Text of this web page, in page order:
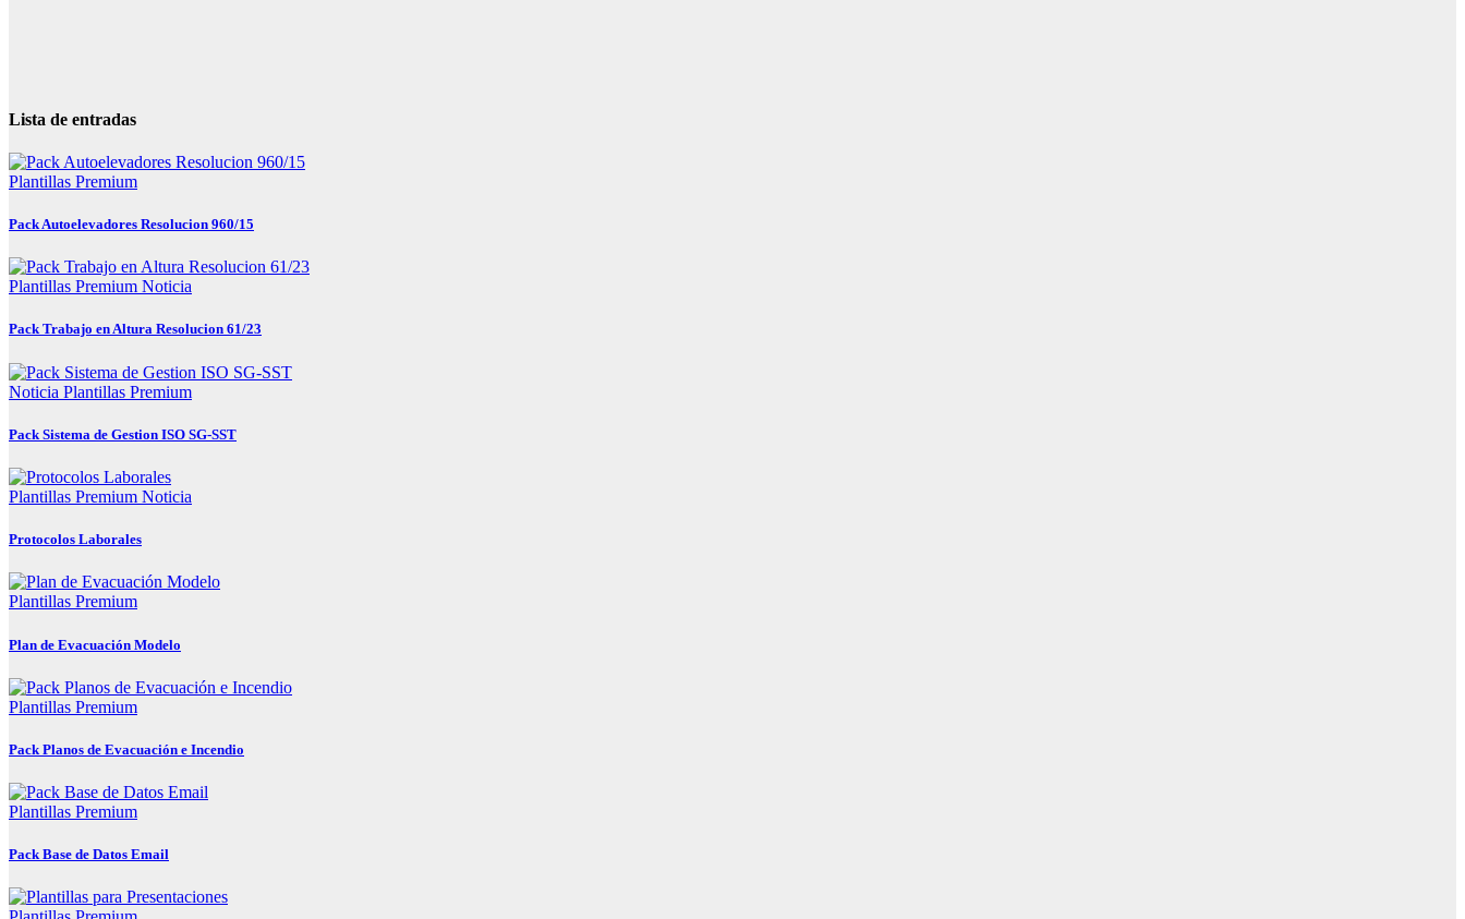
Lista de entradas
Plantillas Premium
Pack Autoelevadores Resolucion 960/15
Plantillas Premium Noticia
Pack Trabajo en Altura Resolucion 61/23
Noticia Plantillas Premium
Pack Sistema de Gestion ISO SG-SST
Plantillas Premium Noticia
Protocolos Laborales
Plantillas Premium
Plan de Evacuación Modelo
Plantillas Premium
Pack Planos de Evacuación e Incendio
Plantillas Premium
Pack Base de Datos Email